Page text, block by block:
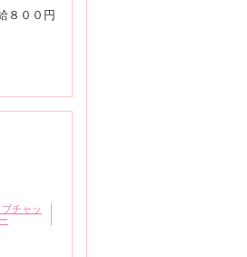
８００円
ブチャッ